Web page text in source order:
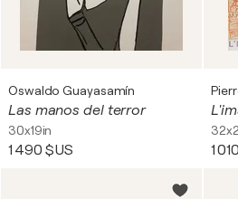
Oswaldo Guayasamín
Las manos del terror
30x19in
1 490 $US 1